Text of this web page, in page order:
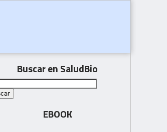
Buscar en SaludBio
EBOOK